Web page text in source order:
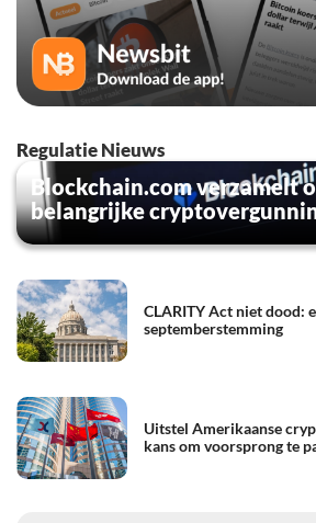
Regulatie Nieuws
Blockchain.com verzamelt
belangrijke
CLARITY Act niet dood:
septemberstemming
Uitstel Amerikaanse
kans om voorsprong te